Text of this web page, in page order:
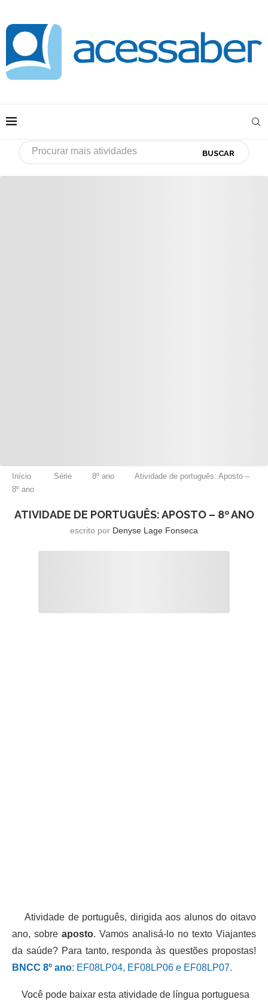
BUSCAR
Início Série 8º ano
Atividade de português: Aposto –
8º ano
ATIVIDADE DE PORTUGUÊS: APOSTO – 8º ANO
escrito por Denyse Lage Fonseca
Atividade de português, dirigida aos alunos do oitavo
ano, sobre aposto. Vamos analisá-lo no texto Viajantes
da saúde? Para tanto, responda às questões propostas!
BNCC 8º ano: EF08LP04, EF08LP06 e EF08LP07.
Você pode baixar esta atividade de língua portuguesa